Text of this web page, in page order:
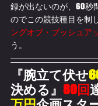
録が出ないのが、60秒
のでこの競技種目を制
ングオブ・プッシュア
う。
『腕立て伏せ​
決める』 80回